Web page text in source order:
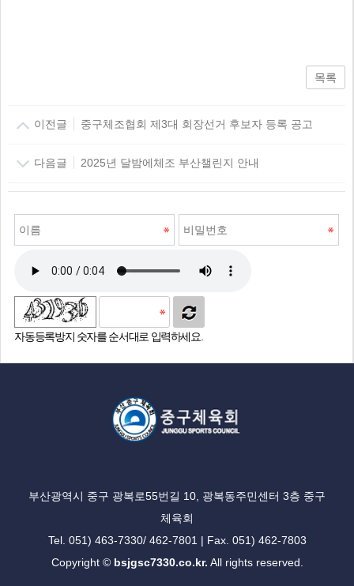
목록
이전글 중구체조협회 제3대 회장선거 후보자 등록 공고
다음글 2025년 달밤에체조 부산챌린지 안내
자동등록방지 숫자를 순서대로 입력하세요.
부산광역시 중구 광복로55번길 10, 광복동주민센터 3층 중구
체육회
Tel. 051) 463-7330/ 462-7801 | Fax. 051) 462-7803
Copyright © bsjgsc7330.co.kr. All rights reserved.